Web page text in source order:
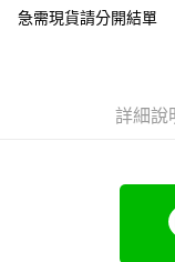
大哥付你分期
2.付款方式選擇「大哥
4.訂單成立30分鐘內，
消。如遇「轉專審核」
１．簡單：不需註冊會
２．便利：只要手機號
３．安心：先確認商品
「Hami Point」為中華
會員帳號後，即可在購
急需現貨請分開結單
詳細說